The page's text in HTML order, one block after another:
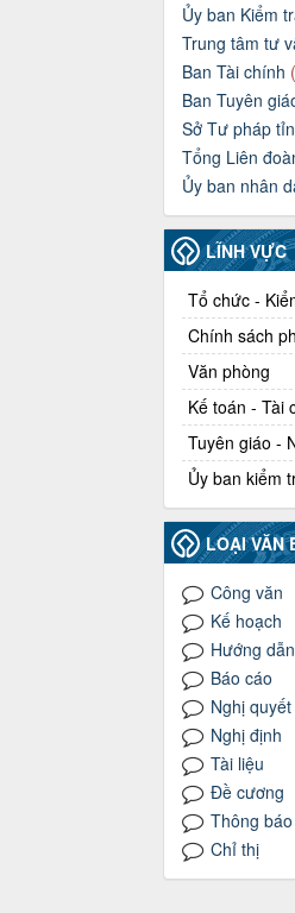
Ủy ban Kiểm
Trung tâm tư
Ban Tài chính
Ban Tuyên
Sở Tư pháp
Tổng Liên
Ủy ban nhân
LĨNH VỰC
Tổ chức -
Chính sách
Văn phòng
Kế toán - Tài
Tuyên giáo -
Ủy ban kiểm
LOẠI VĂN
Công văn
Kế hoạch
Hướng dẫn
Báo cáo
Nghị quyết
Nghị định
Tài liệu
Đề cương
Thông báo
Chỉ thị